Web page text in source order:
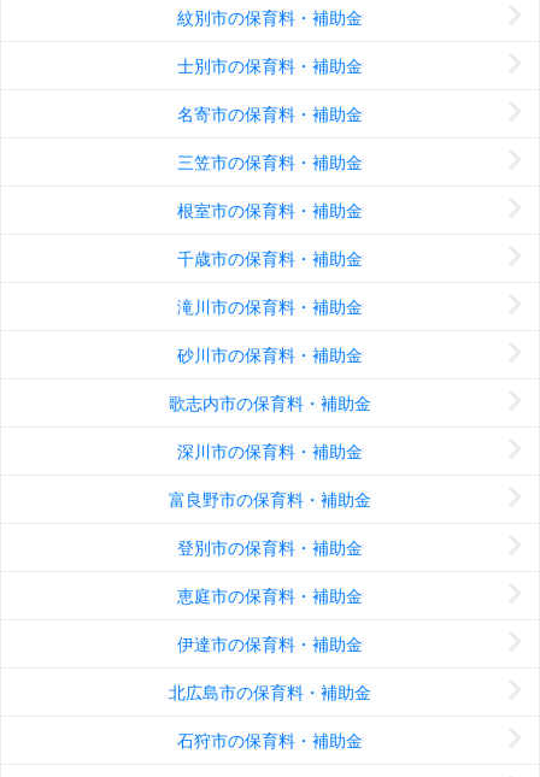
紋別市の保育料・補助金
士別市の保育料・補助金
名寄市の保育料・補助金
三笠市の保育料・補助金
根室市の保育料・補助金
千歳市の保育料・補助金
滝川市の保育料・補助金
砂川市の保育料・補助金
歌志内市の保育料・補助金
深川市の保育料・補助金
富良野市の保育料・補助金
登別市の保育料・補助金
恵庭市の保育料・補助金
伊達市の保育料・補助金
北広島市の保育料・補助金
石狩市の保育料・補助金